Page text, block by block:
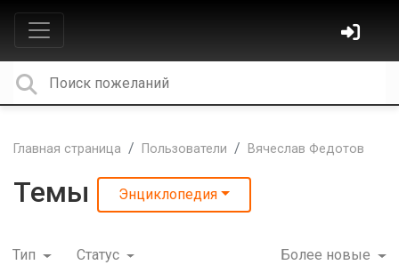
Главная страница Пользователи Вячеслав Федотов
Темы Энциклопедия
Тип Статус Более новые